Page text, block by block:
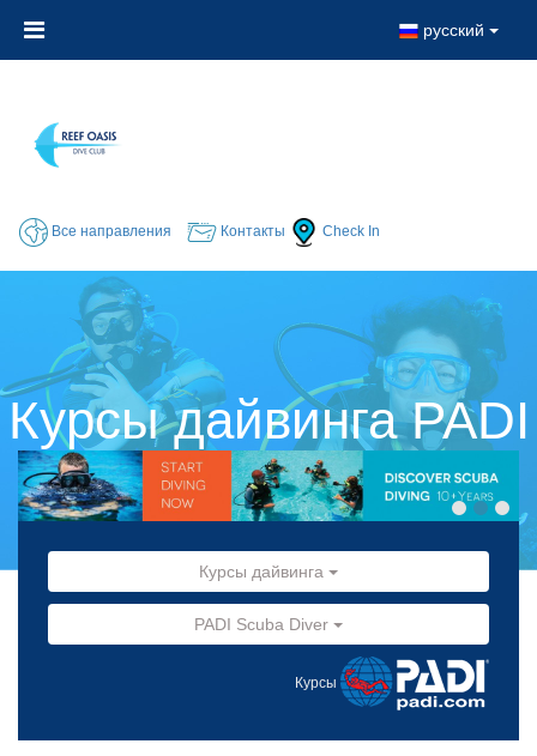
русский
Все направления Контакты Check In
Курсы дайвинга PADI
Курсы дайвинга
PADI Scuba Diver
Курсы